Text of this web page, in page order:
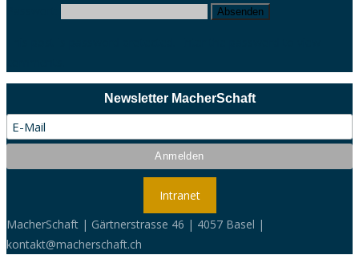
Newsletter MacherSchaft
Intranet
MacherSchaft | Gärtnerstrasse 46 | 4057 Basel |
kontakt@macherschaft.ch